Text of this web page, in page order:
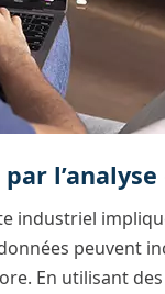
l’analyse
industriel
peuvent
En utilisant